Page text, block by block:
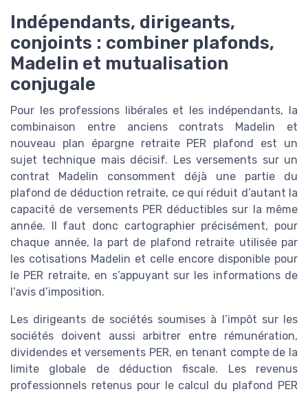
Indépendants, dirigeants,
conjoints : combiner plafonds,
Madelin et mutualisation
conjugale
Pour les professions libérales et les indépendants, la
combinaison entre anciens contrats Madelin et
nouveau plan épargne retraite PER plafond est un
sujet technique mais décisif. Les versements sur un
contrat Madelin consomment déjà une partie du
plafond de déduction retraite, ce qui réduit d’autant la
capacité de versements PER déductibles sur la même
année. Il faut donc cartographier précisément, pour
chaque année, la part de plafond retraite utilisée par
les cotisations Madelin et celle encore disponible pour
le PER retraite, en s’appuyant sur les informations de
l’avis d’imposition.
Les dirigeants de sociétés soumises à l’impôt sur les
sociétés doivent aussi arbitrer entre rémunération,
dividendes et versements PER, en tenant compte de la
limite globale de déduction fiscale. Les revenus
professionnels retenus pour le calcul du plafond PER